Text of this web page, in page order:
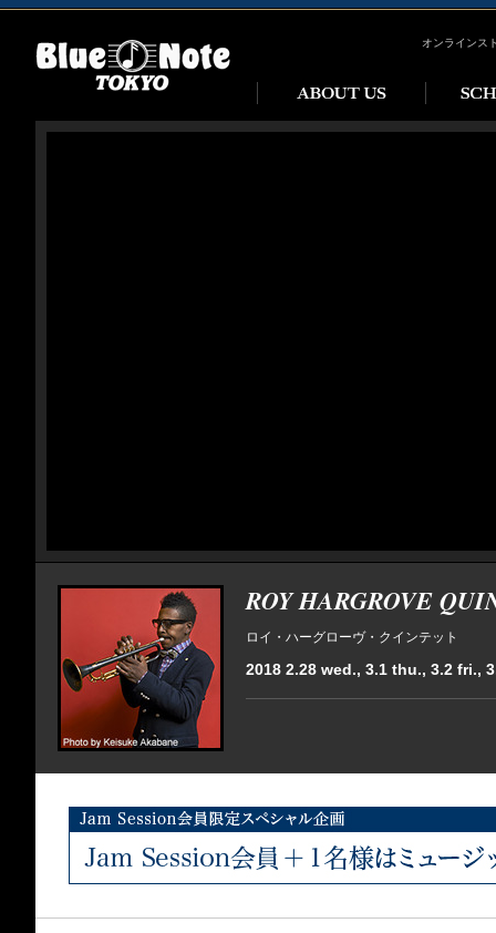
オンラインス
ROY HARGROVE
ロイ・ハーグローヴ・クインテット
2018 2.28 wed., 3.1 thu., 3.2 fri.,